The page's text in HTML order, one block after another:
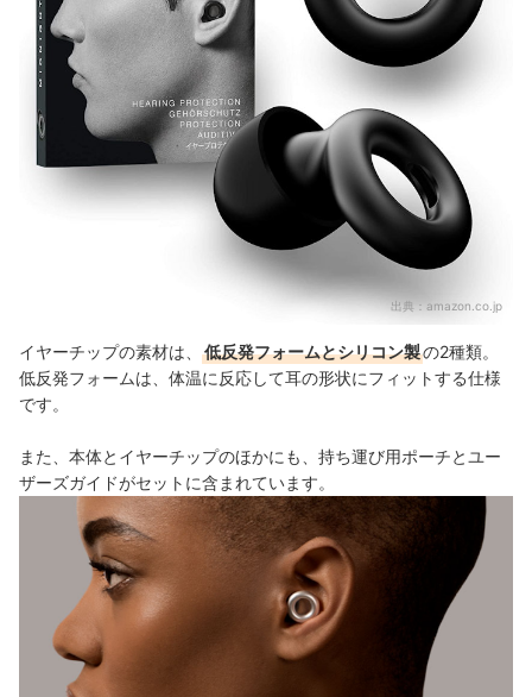
出典： amazon.co.jp
イヤーチップの素材は、 低反発フォームとシリコン製の2種類。
低反発フォームは、体温に反応して耳の形状にフィットする仕様
です。
また、本体とイヤーチップのほかにも、持ち運び用ポーチとユー
ザーズガイドがセットに含まれています。